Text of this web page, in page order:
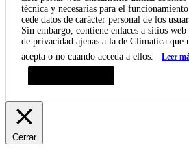
técnica y necesarias para el
cede datos de carácter personal de los
Sin embargo, contiene enlaces a sitios
de privacidad ajenas a la de Climatica que
acepta o no cuando acceda a ellos.
Leer
Cerrar